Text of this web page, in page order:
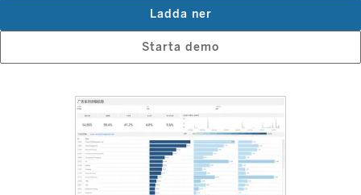
Starta demo
Ladda ner